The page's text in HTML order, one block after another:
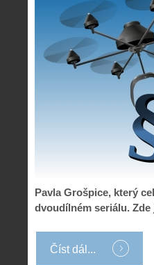
Pavla Grošpice, který
dvoudílném seriálu.
Číst dál...